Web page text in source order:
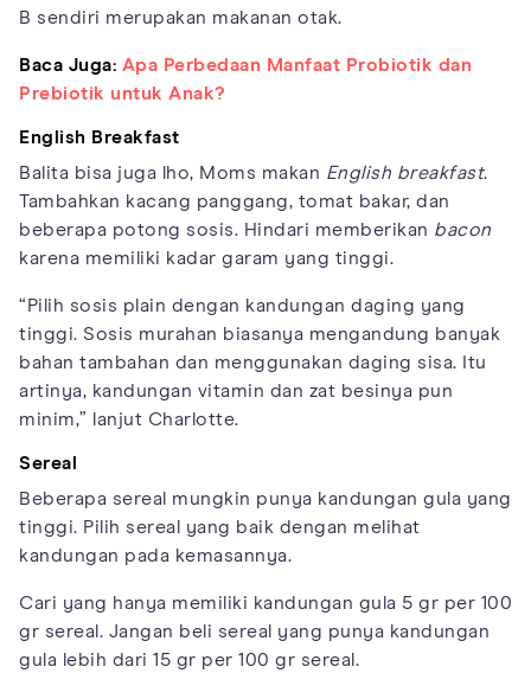
B sendiri merupakan makanan otak.
Baca Juga: Apa Perbedaan Manfaat Probiotik dan
Prebiotik untuk Anak?
English Breakfast
Balita bisa juga lho, Moms makan English breakfast.
Tambahkan kacang panggang, tomat bakar, dan
beberapa potong sosis. Hindari memberikan bacon
karena memiliki kadar garam yang tinggi.
“Pilih sosis plain dengan kandungan daging yang
tinggi. Sosis murahan biasanya mengandung banyak
bahan tambahan dan menggunakan daging sisa. Itu
artinya, kandungan vitamin dan zat besinya pun
minim,” lanjut Charlotte.
Sereal
Beberapa sereal mungkin punya kandungan gula yang
tinggi. Pilih sereal yang baik dengan melihat
kandungan pada kemasannya.
Cari yang hanya memiliki kandungan gula 5 gr per 100
gr sereal. Jangan beli sereal yang punya kandungan
gula lebih dari 15 gr per 100 gr sereal.